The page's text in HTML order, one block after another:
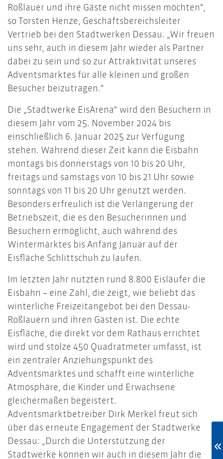
Roßlauer und ihre Gäste nicht missen möchten“,
so Torsten Henze, Geschäftsbereichsleiter
Vertrieb bei den Stadtwerken Dessau. „Wir freuen
uns sehr, auch in diesem Jahr wieder als Partner
dabei zu sein und so zur Attraktivität unseres
Adventsmarktes für alle kleinen und großen
Besucher beizutragen.“
Die „Stadtwerke EisArena“ wird den Besuchern in
diesem Jahr vom 25. November 2024 bis
einschließlich 6. Januar 2025 zur Verfügung
stehen. Während dieser Zeit kann die Eisbahn
montags bis donnerstags von 10 bis 20 Uhr,
freitags und samstags von 10 bis 21 Uhr sowie
sonntags von 11 bis 20 Uhr genutzt werden.
Besonders erfreulich ist die Verlängerung der
Betriebszeit, die es den Besucherinnen und
Besuchern ermöglicht, auch während des
Wintermarktes bis Anfang Januar auf der
Eisfläche Schlittschuh zu laufen.
Im letzten Jahr nutzten rund 8.800 Eisläufer die
Eisbahn – eine Zahl, die zeigt, wie beliebt das
winterliche Freizeitangebot bei den Dessau-
Roßlauern und ihren Gästen ist. Die echte
Eisfläche, die direkt vor dem Rathaus errichtet
wird und stolze 450 Quadratmeter umfasst, ist
ein zentraler Anziehungspunkt des
Adventsmarktes und schafft eine winterliche
Atmosphäre, die Kinder und Erwachsene
gleichermaßen begeistert.
Adventsmarktbetreiber Dirk Merkel freut sich
über das erneute Engagement der Stadtwerke
Dessau: „Durch die Unterstützung der
Stadtwerke können wir auch in diesem Jahr die